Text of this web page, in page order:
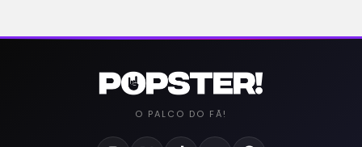
O PALCO DO FÃ!